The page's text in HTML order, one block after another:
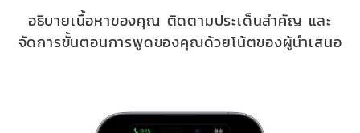
อธิบายเนื้อหาของคุณ ติดตามประเด็นสำคัญ และ
จัดการขั้นตอนการพูดของคุณด้วยโน้ตของผู้นำเสนอ